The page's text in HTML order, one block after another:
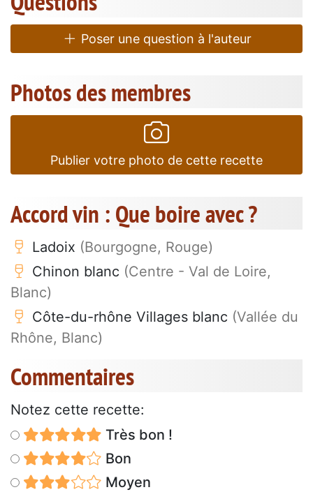
Poser une question à l'auteur
Photos des membres
Publier votre photo de cette recette
Accord vin : Que boire avec ?
Ladoix (Bourgogne, Rouge)
Chinon blanc (Centre - Val de Loire,
Blanc)
Côte-du-rhône Villages blanc (Vallée du
Rhône, Blanc)
Commentaires
Notez cette recette:
Très bon !
Bon
Moyen